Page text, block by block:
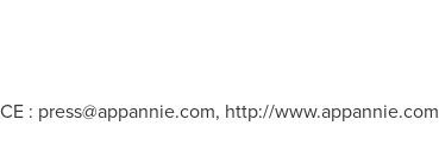
: press@appannie.com, http://www.appannie.com